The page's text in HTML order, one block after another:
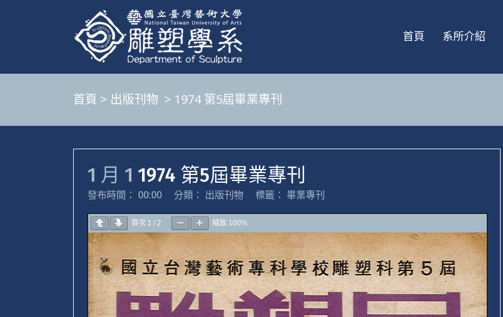
首頁 系所介紹
首頁 > 出版刊物 > 1974 第5屆畢業專刊
1 月 1 1974 第5屆畢業專刊
發布時間： 00:00 分類： 出版刊物 標籤： 畢業專刊
頁次 1 / 2 縮放 100%